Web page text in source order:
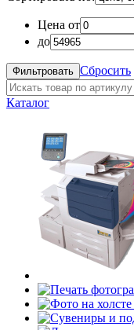
Цена от
до
Сбросить
Каталог